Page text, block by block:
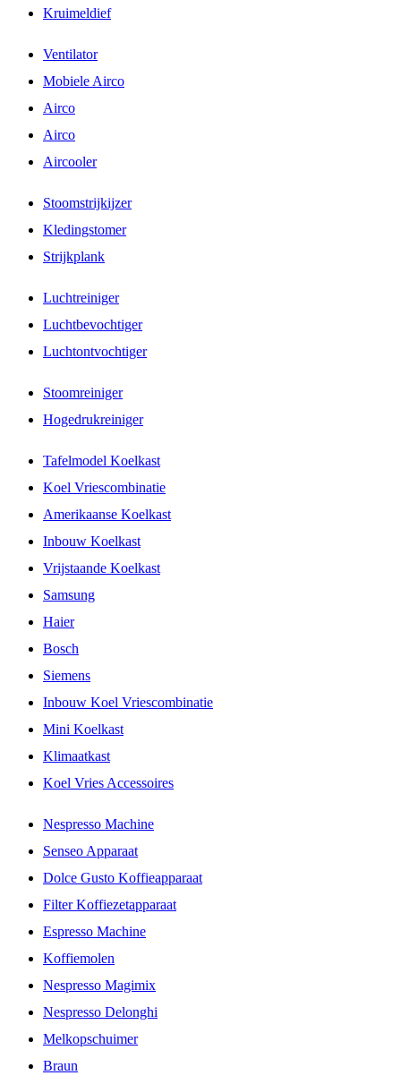
Kruimeldief
Ventilator
Mobiele Airco
Airco
Airco
Aircooler
Stoomstrijkijzer
Kledingstomer
Strijkplank
Luchtreiniger
Luchtbevochtiger
Luchtontvochtiger
Stoomreiniger
Hogedrukreiniger
Tafelmodel Koelkast
Koel Vriescombinatie
Amerikaanse Koelkast
Inbouw Koelkast
Vrijstaande Koelkast
Samsung
Haier
Bosch
Siemens
Inbouw Koel Vriescombinatie
Mini Koelkast
Klimaatkast
Koel Vries Accessoires
Nespresso Machine
Senseo Apparaat
Dolce Gusto Koffieapparaat
Filter Koffiezetapparaat
Espresso Machine
Koffiemolen
Nespresso Magimix
Nespresso Delonghi
Melkopschuimer
Braun